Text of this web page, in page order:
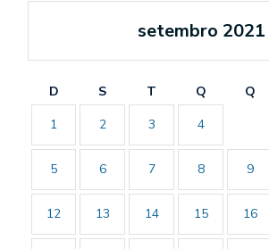
setembro 2021
D S T Q Q
1
2 3 4
5 6 7 8 9
12 13 14 15 16